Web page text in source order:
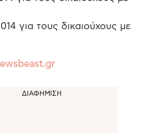
για τους δικαιούχους με